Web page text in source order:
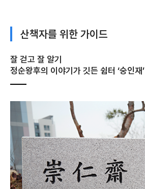
산책자를 위한 가이드
잘 걷고 잘 알기
정순왕후의 이야기가 깃든 쉼터 ‘숭인재’